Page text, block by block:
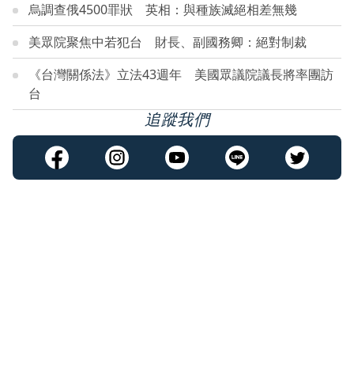
烏調查俄4500罪狀 英相：與種族滅絕相差無幾
美眾院聚焦中若犯台 財長、副國務卿：絕對制裁
《台灣關係法》立法43週年 美國眾議院議長將率團訪
台
追蹤我們